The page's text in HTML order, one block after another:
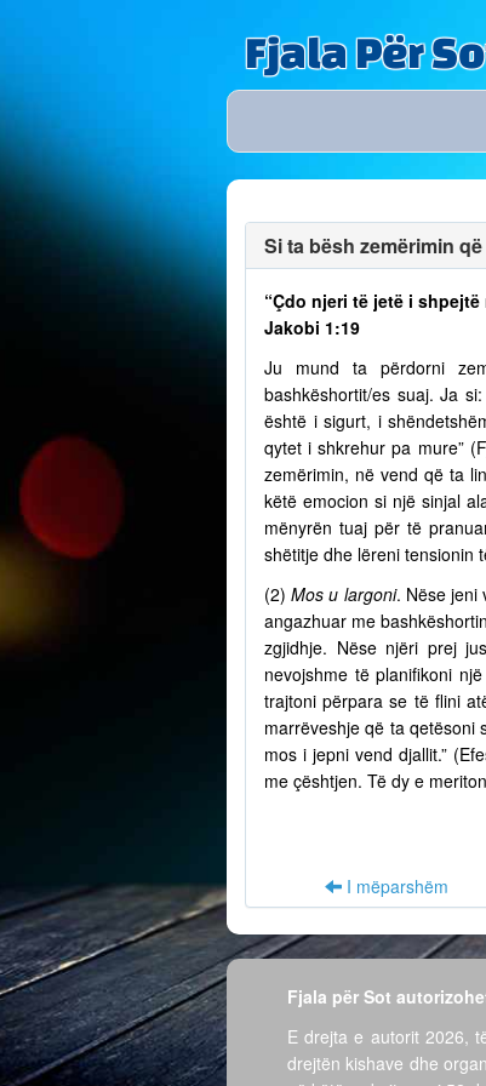
Fjala Për
Si ta bësh zemërimin
“Çdo njeri të jetë i
Jakobi 1:19
Ju mund ta përdorni
bashkëshortit/es suaj. Ja
është i sigurt, i
qytet i shkrehur pa mure”
zemërimin, në vend që ta
këtë emocion si një sinjal
mënyrën tuaj për të
shëtitje dhe lëreni tensionin
(2)Mos u largoni. Nëse jeni
angazhuar me
zgjidhje. Nëse njëri prej
nevojshme të planifikoni
trajtoni përpara se të flini
marrëveshje që ta qetësoni
mos i jepni vend djallit.”
me çështjen. Të dy e
I mëparshëm
Fjala për Sot
E drejta e autorit 2026,
drejtën kishave dhe